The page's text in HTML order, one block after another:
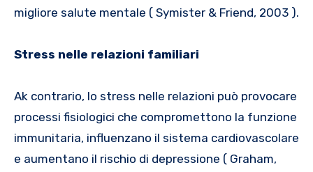
migliore salute mentale ( Symister & Friend, 2003 ).
Stress nelle relazioni familiari
Ak contrario, lo stress nelle relazioni può provocare
processi fisiologici che compromettono la funzione
immunitaria, influenzano il sistema cardiovascolare
e aumentano il rischio di depressione ( Graham,